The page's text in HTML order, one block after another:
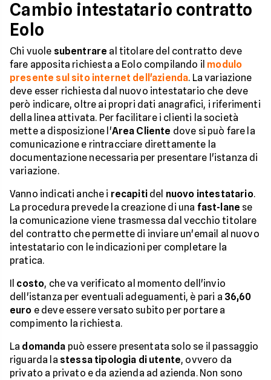
Cambio intestatario contratto
Eolo
Chi vuole subentrare al titolare del contratto deve
fare apposita richiesta a Eolo compilando il modulo
presente sul sito internet dell'azienda. La variazione
deve esser richiesta dal nuovo intestatario che deve
però indicare, oltre ai propri dati anagrafici, i riferimenti
della linea attivata. Per facilitare i clienti la società
mette a disposizione l'Area Cliente dove si può fare la
comunicazione e rintracciare direttamente la
documentazione necessaria per presentare l'istanza di
variazione.
Vanno indicati anche i recapitidel nuovo intestatario.
La procedura prevede la creazione di una fast-lane se
la comunicazione viene trasmessa dal vecchio titolare
del contratto che permette di inviare un'email al nuovo
intestatario con le indicazioni per completare la
pratica.
Il costo, che va verificato al momento dell'invio
dell'istanza per eventuali adeguamenti, è pari a 36,60
euro e deve essere versato subito per portare a
compimento la richiesta.
La domanda può essere presentata solo se il passaggio
riguarda la stessa tipologia di utente, ovvero da
privato a privato e da azienda ad azienda. Non sono